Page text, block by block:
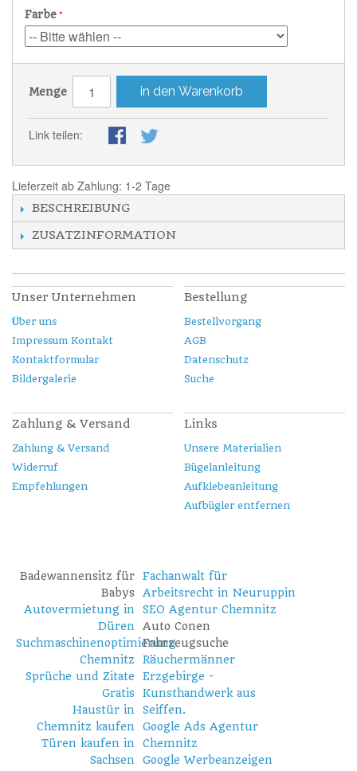
Farbe
Menge in den Warenkorb
Link teilen:
Lieferzeit ab Zahlung: 1-2 Tage
BESCHREIBUNG
ZUSATZINFORMATION
Unser Unternehmen
Über uns
Impressum Kontakt
Kontaktformular
Bildergalerie
Bestellung
Bestellvorgang
AGB
Datenschutz
Suche
Zahlung & Versand
Zahlung & Versand
Widerruf
Empfehlungen
Links
Unsere Materialien
Bügelanleitung
Aufklebeanleitung
Aufbügler entfernen
Badewannensitz für
Babys
Autovermietung in
Düren
Suchmaschinenoptimierung
Chemnitz
Sprüche und Zitate
Gratis
Haustür in
Chemnitz kaufen
Türen kaufen in
Sachsen
Fachanwalt für
Arbeitsrecht in Neuruppin
SEO Agentur Chemnitz
Auto Conen
Fahrzeugsuche
Räuchermänner
Erzgebirge -
Kunsthandwerk aus
Seiffen.
Google Ads Agentur
Chemnitz
Google Werbeanzeigen